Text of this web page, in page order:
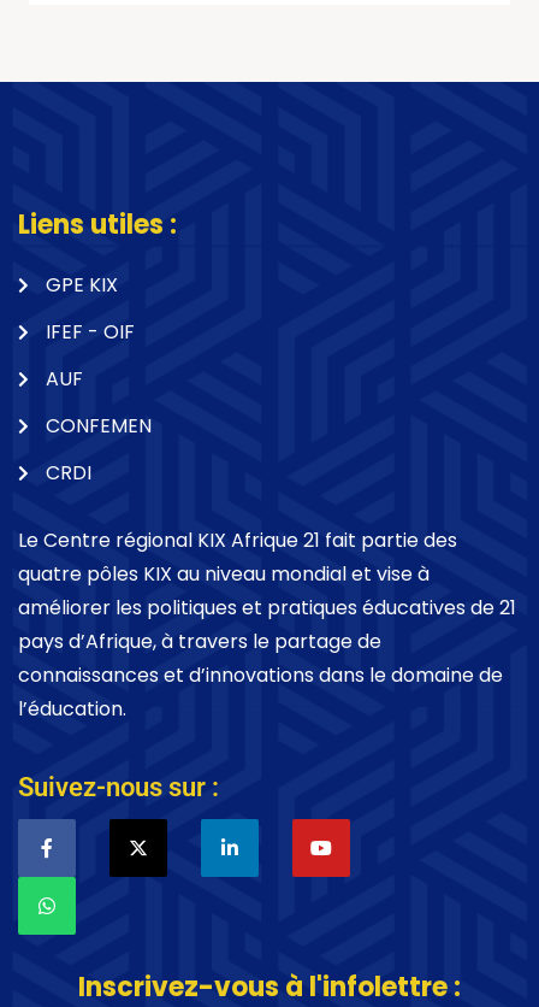
Liens utiles :
GPE KIX
IFEF - OIF
AUF
CONFEMEN
CRDI
Le Centre régional KIX Afrique 21 fait partie des
quatre pôles KIX au niveau mondial et vise à
améliorer les politiques et pratiques éducatives de 21
pays d’Afrique, à travers le partage de
connaissances et d’innovations dans le domaine de
l’éducation.
Suivez-nous sur :
Inscrivez-vous à l'infolettre :